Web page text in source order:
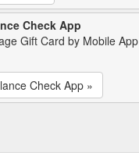
Check App
Gift Card by Mobile App
Check App »